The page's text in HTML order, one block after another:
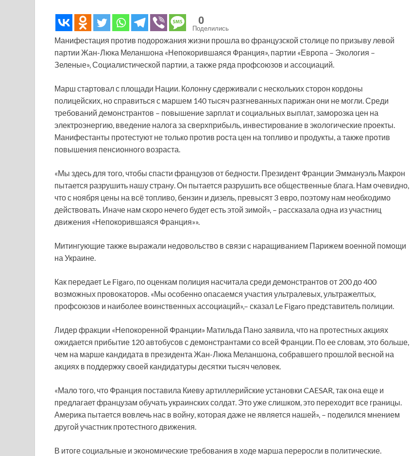
0
Поделились
Манифестация против подорожания жизни прошла во французской столице по призыву левой
партии Жан-Люка Меланшона «Непокорившаяся Франция», партии «Европа – Экология –
Зеленые», Социалистической партии, а также ряда профсоюзов и ассоциаций.
Марш стартовал с площади Нации. Колонну сдерживали с нескольких сторон кордоны
полицейских, но справиться с маршем 140 тысяч разгневанных парижан они не могли. Среди
требований демонстрантов – повышение зарплат и социальных выплат, заморозка цен на
электроэнергию, введение налога за сверхприбыль, инвестирование в экологические проекты.
Манифестанты протестуют не только против роста цен на топливо и продукты, а также против
повышения пенсионного возраста.
«Мы здесь для того, чтобы спасти французов от бедности. Президент Франции Эммануэль Макрон
пытается разрушить нашу страну. Он пытается разрушить все общественные блага. Нам очевидно,
что с ноября цены на всё топливо, бензин и дизель, превысят 3 евро, поэтому нам необходимо
действовать. Иначе нам скоро нечего будет есть этой зимой», – рассказала одна из участниц
движения «Непокорившаяся Франция»».
Митингующие также выражали недовольство в связи с наращиванием Парижем военной помощи
на Украине.
Как передает Le Figaro, по оценкам полиция насчитала среди демонстрантов от 200 до 400
возможных провокаторов. «Мы особенно опасаемся участия ультралевых, ультражелтых,
профсоюзов и наиболее воинственных ассоциаций»,– сказал Le Figaro представитель полиции.
Лидер фракции «Непокоренной Франции» Матильда Пано заявила, что на протестных акциях
ожидается прибытие 120 автобусов с демонстрантами со всей Франции. По ее словам, это больше,
чем на марше кандидата в президента Жан-Люка Меланшона, собравшего прошлой весной на
акциях в поддержку своей кандидатуры десятки тысяч человек.
«Мало того, что Франция поставила Киеву артиллерийские установки CAESAR, так она еще и
предлагает французам обучать украинских солдат. Это уже слишком, это переходит все границы.
Америка пытается вовлечь нас в войну, которая даже не является нашей», – поделился мнением
другой участник протестного движения.
В итоге социальные и экономические требования в ходе марша переросли в политические.